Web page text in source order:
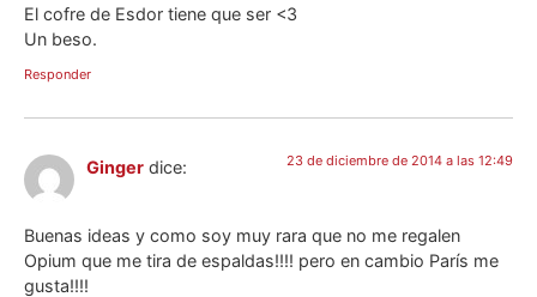
El cofre de Esdor tiene que ser <3
Un beso.
Responder
Ginger dice: 23 de diciembre de 2014 a las 12:49
Buenas ideas y como soy muy rara que no me regalen
Opium que me tira de espaldas!!!! pero en cambio París me
gusta!!!!